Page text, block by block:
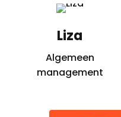
Liza
Algemeen
management